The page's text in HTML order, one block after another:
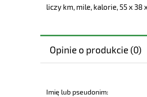
liczy km, mile, kalorie, 55 x 38
Opinie o produkcie (0)
Imię lub pseudonim: